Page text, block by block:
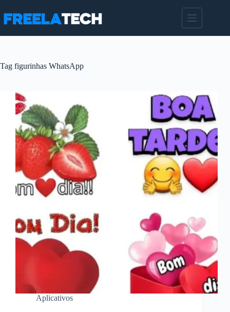
para
Tag figurinhas WhatsApp
Aplicativos